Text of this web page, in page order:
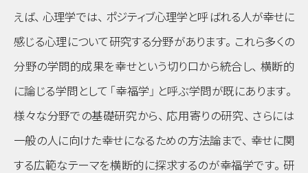
えば、 心理学では、 ポジティブ心理学と呼ばれる人が幸せに
感じる心理について研究する分野があります。 これら多くの
分野の学問的成果を幸せという切り口から統合し、 横断的
に論じる学問として 「幸福学」 と呼ぶ学問が既にあります。
様々な分野での基礎研究から、 応用寄りの研究、 さらには
一般の人に向けた幸せになるための方法論まで、 幸せに関
する広範なテーマを横断的に探求するのが幸福学です。 研